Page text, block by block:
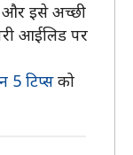
और इसे अच्छी
आईलिड पर
5 टिप्सको